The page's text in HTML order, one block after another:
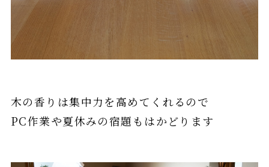
木の香りは集中力を高めてくれるので
PC作業や夏休みの宿題もはかどります